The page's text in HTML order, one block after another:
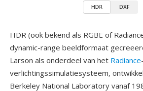
HDR DXF
HDR (ook bekend als RGBE of
dynamic-range beeldformaat
Larson als onderdeel van het Radiance-
verlichtingssimulatiesysteem,
Berkeley National Laboratory vanaf